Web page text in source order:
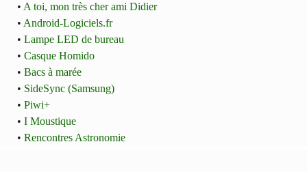
• A toi, mon très cher ami Didier
• Android-Logiciels.fr
• Lampe LED de bureau
• Casque Homido
• Bacs à marée
• SideSync (Samsung)
• Piwi+
• I Moustique
• Rencontres Astronomie